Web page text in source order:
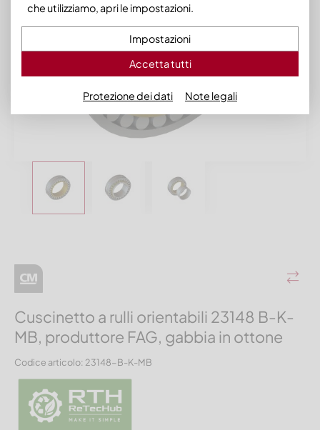
Cuscinetto a rulli orientabili 23148 B-K-
MB, produttore FAG, gabbia in ottone
Codice articolo: 23148-B-K-MB
che utilizziamo, apri le impostazioni.
Impostazioni
Accetta tutti
Protezione dei dati Note legali